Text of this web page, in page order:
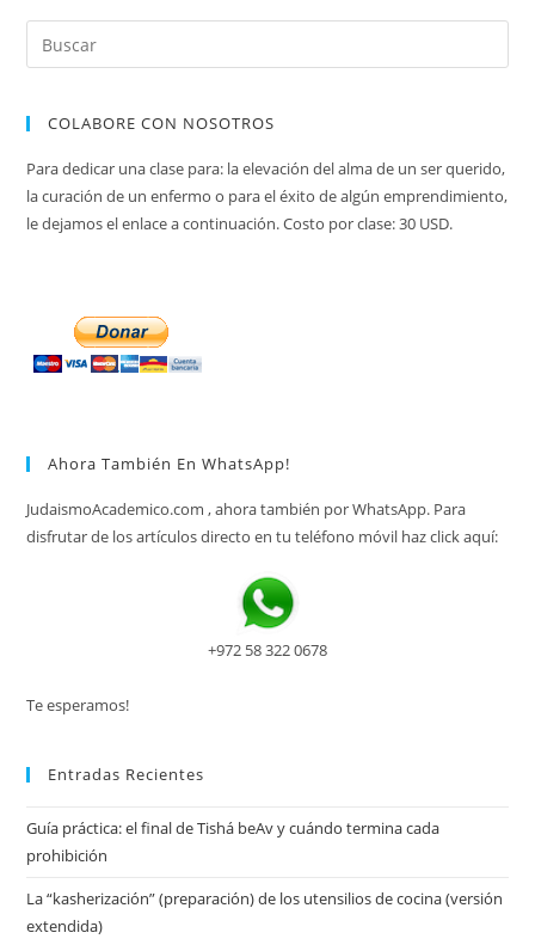
Espacio
COLABORE CON NOSOTROS
Para dedicar una clase para: la elevación del alma de un ser querido,
la curación de un enfermo o para el éxito de algún emprendimiento,
le dejamos el enlace a continuación. Costo por clase: 30 USD.
Ahora También En WhatsApp!
JudaismoAcademico.com , ahora también por WhatsApp. Para
disfrutar de los artículos directo en tu teléfono móvil haz click aquí:
+972 58 322 0678
Te esperamos!
Entradas Recientes
Guía práctica: el final de Tishá beAv y cuándo termina cada
prohibición
La “kasherización” (preparación) de los utensilios de cocina (versión
extendida)